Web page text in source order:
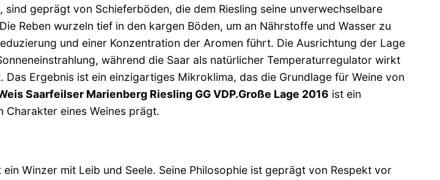
geprägt von Schieferböden, die dem Riesling seine unverwechselbare
Reben wurzeln tief in den kargen Böden, um an Nährstoffe und Wasser zu
und einer Konzentration der Aromen führt. Die Ausrichtung der Lage
während die Saar als natürlicher Temperaturregulator wirkt
Ergebnis ist ein einzigartiges Mikroklima, das die Grundlage für Weine von
Saarfeilser Marienberg Riesling GG VDP.Große Lage 2016 ist ein
eines Weines prägt.
Winzer mit Leib und Seele. Seine Philosophie ist geprägt von Respekt vor